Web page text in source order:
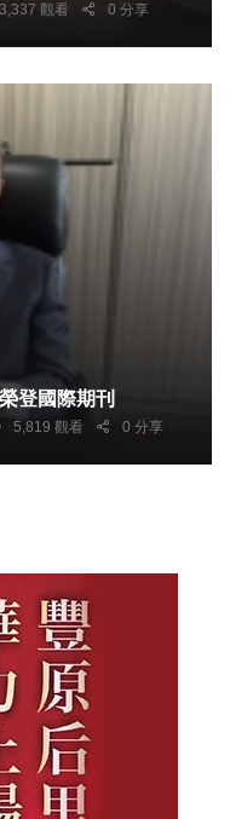
3,337 觀看 0 分享
登國際期刊
5,819 觀看 0 分享